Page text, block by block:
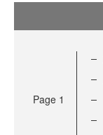
Page 1